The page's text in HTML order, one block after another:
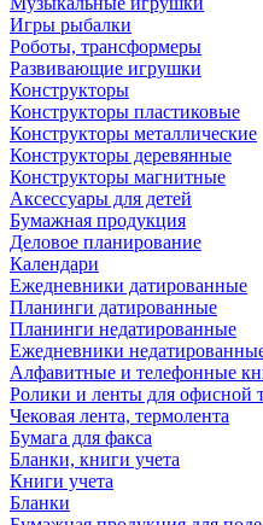
Игры рыбалки
Роботы, трансформеры
Развивающие игрушки
Конструкторы
Конструкторы пластиковые
Конструкторы металлические
Конструкторы деревянные
Конструкторы магнитные
Аксессуары для детей
Бумажная продукция
Деловое планирование
Календари
Ежедневники датированные
Планинги датированные
Планинги недатированные
Ежедневники
Алфавитные и телефонные
Ролики и ленты для офисной
Чековая лента, термолента
Бумага для факса
Бланки, книги учета
Книги учета
Бланки